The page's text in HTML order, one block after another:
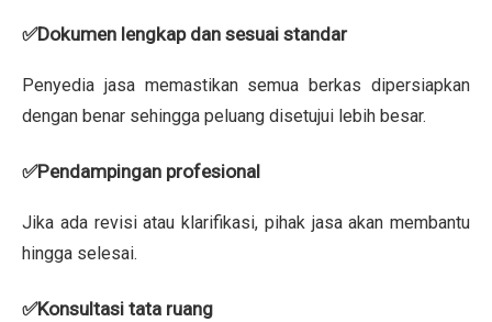
✅Dokumen lengkap dan sesuai standar
Penyedia jasa memastikan semua berkas dipersiapkan
dengan benar sehingga peluang disetujui lebih besar.
✅Pendampingan profesional
Jika ada revisi atau klarifikasi, pihak jasa akan membantu
hingga selesai.
✅Konsultasi tata ruang